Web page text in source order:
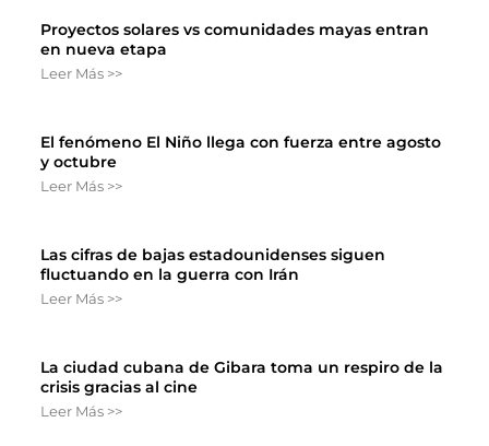
Proyectos solares vs comunidades mayas entran
en nueva etapa
Leer Más >>
El fenómeno El Niño llega con fuerza entre agosto
y octubre
Leer Más >>
Las cifras de bajas estadounidenses siguen
fluctuando en la guerra con Irán
Leer Más >>
La ciudad cubana de Gibara toma un respiro de la
crisis gracias al cine
Leer Más >>